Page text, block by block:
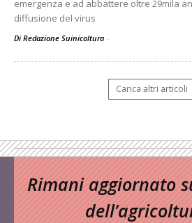
emergenza e ad abbattere oltre 29mila
diffusione del virus
Di Redazione Suinicoltura -
Carica altri articoli
Rimani aggiornato